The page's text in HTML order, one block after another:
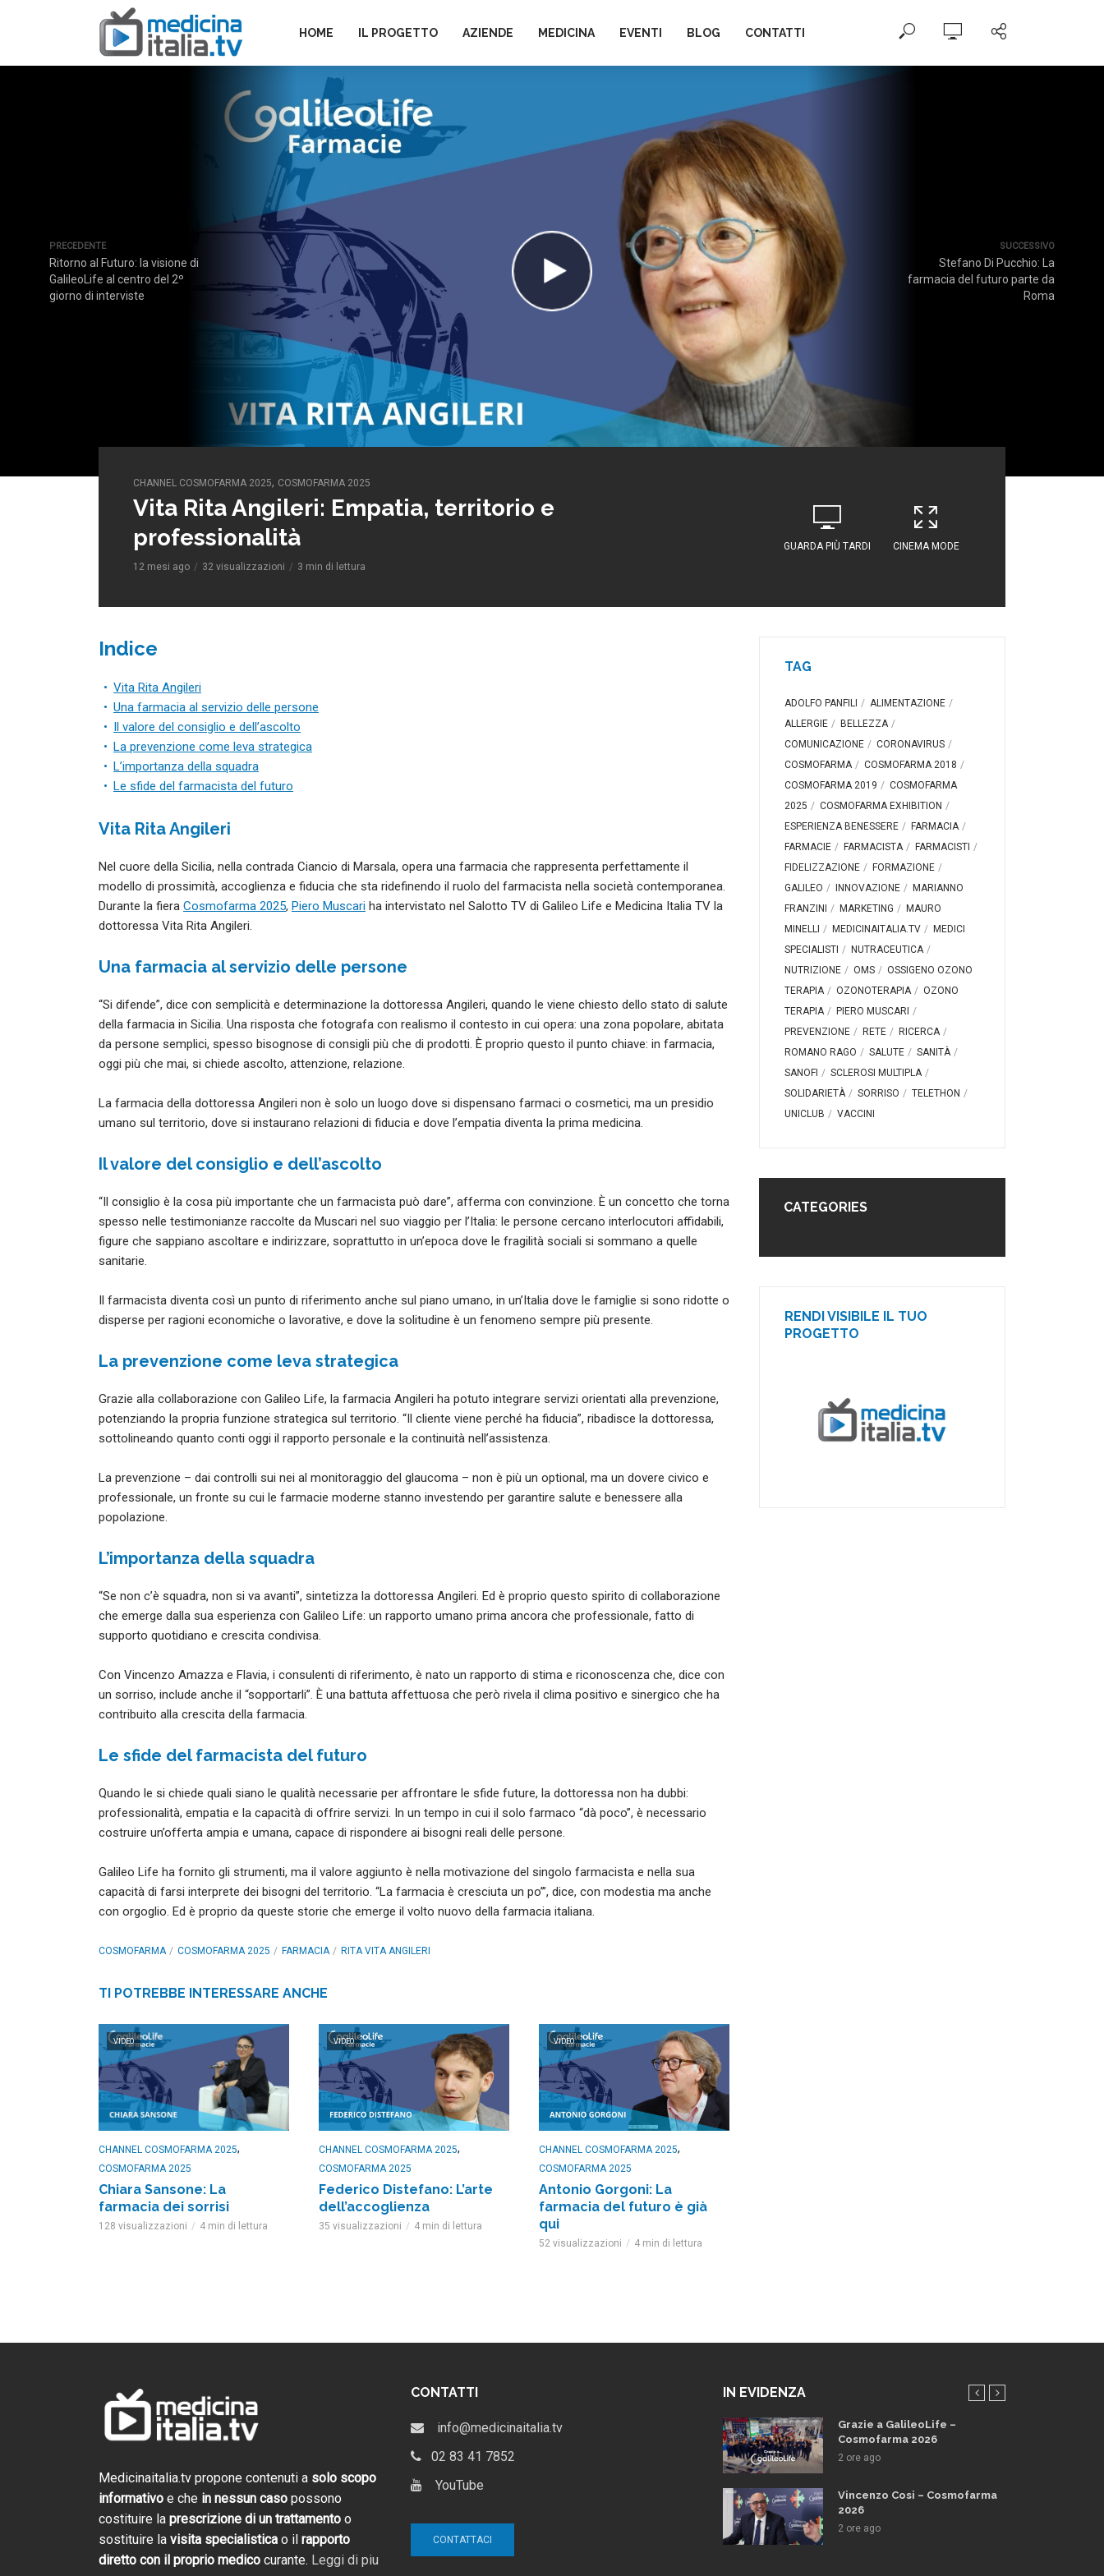
HOME IL PROGETTO AZIENDE MEDICINA EVENTI BLOG CONTATTI
PRECEDENTE
Ritorno al Futuro: la visione di
GalileoLife al centro del 2º
giorno di interviste
SUCCESSIVO
Stefano Di Pucchio: La
farmacia del futuro parte da
Roma
CHANNEL COSMOFARMA 2025, COSMOFARMA 2025
Vita Rita Angileri: Empatia, territorio e
professionalità
12 mesi ago 32 visualizzazioni 3 min di lettura
GUARDA PIÙ TARDI CINEMA MODE
Indice
Vita Rita Angileri
Una farmacia al servizio delle persone
Il valore del consiglio e dell’ascolto
La prevenzione come leva strategica
L’importanza della squadra
Le sfide del farmacista del futuro
Vita Rita Angileri
Nel cuore della Sicilia, nella contrada Ciancio di Marsala, opera una farmacia che rappresenta perfettamente il
modello di prossimità, accoglienza e fiducia che sta ridefinendo il ruolo del farmacista nella società contemporanea.
Durante la fiera Cosmofarma 2025, Piero Muscari ha intervistato nel Salotto TV di Galileo Life e Medicina Italia TV la
dottoressa Vita Rita Angileri.
Una farmacia al servizio delle persone
“Si difende”, dice con semplicità e determinazione la dottoressa Angileri, quando le viene chiesto dello stato di salute
della farmacia in Sicilia. Una risposta che fotografa con realismo il contesto in cui opera: una zona popolare, abitata
da persone semplici, spesso bisognose di consigli più che di prodotti. È proprio questo il punto chiave: in farmacia,
oggi più che mai, si chiede ascolto, attenzione, relazione.
La farmacia della dottoressa Angileri non è solo un luogo dove si dispensano farmaci o cosmetici, ma un presidio
umano sul territorio, dove si instaurano relazioni di fiducia e dove l’empatia diventa la prima medicina.
Il valore del consiglio e dell’ascolto
“Il consiglio è la cosa più importante che un farmacista può dare”, afferma con convinzione. È un concetto che torna
spesso nelle testimonianze raccolte da Muscari nel suo viaggio per l’Italia: le persone cercano interlocutori affidabili,
figure che sappiano ascoltare e indirizzare, soprattutto in un’epoca dove le fragilità sociali si sommano a quelle
sanitarie.
Il farmacista diventa così un punto di riferimento anche sul piano umano, in un’Italia dove le famiglie si sono ridotte o
disperse per ragioni economiche o lavorative, e dove la solitudine è un fenomeno sempre più presente.
La prevenzione come leva strategica
Grazie alla collaborazione con Galileo Life, la farmacia Angileri ha potuto integrare servizi orientati alla prevenzione,
potenziando la propria funzione strategica sul territorio. “Il cliente viene perché ha fiducia”, ribadisce la dottoressa,
sottolineando quanto conti oggi il rapporto personale e la continuità nell’assistenza.
La prevenzione – dai controlli sui nei al monitoraggio del glaucoma – non è più un optional, ma un dovere civico e
professionale, un fronte su cui le farmacie moderne stanno investendo per garantire salute e benessere alla
popolazione.
L’importanza della squadra
“Se non c’è squadra, non si va avanti”, sintetizza la dottoressa Angileri. Ed è proprio questo spirito di collaborazione
che emerge dalla sua esperienza con Galileo Life: un rapporto umano prima ancora che professionale, fatto di
supporto quotidiano e crescita condivisa.
Con Vincenzo Amazza e Flavia, i consulenti di riferimento, è nato un rapporto di stima e riconoscenza che, dice con
un sorriso, include anche il “sopportarli”. È una battuta affettuosa che però rivela il clima positivo e sinergico che ha
contribuito alla crescita della farmacia.
Le sfide del farmacista del futuro
Quando le si chiede quali siano le qualità necessarie per affrontare le sfide future, la dottoressa non ha dubbi:
professionalità, empatia e la capacità di offrire servizi. In un tempo in cui il solo farmaco “dà poco”, è necessario
costruire un’offerta ampia e umana, capace di rispondere ai bisogni reali delle persone.
Galileo Life ha fornito gli strumenti, ma il valore aggiunto è nella motivazione del singolo farmacista e nella sua
capacità di farsi interprete dei bisogni del territorio. “La farmacia è cresciuta un po’”, dice, con modestia ma anche
con orgoglio. Ed è proprio da queste storie che emerge il volto nuovo della farmacia italiana.
COSMOFARMA COSMOFARMA 2025 FARMACIA RITA VITA ANGILERI
TI POTREBBE INTERESSARE ANCHE
VIDEO
CHANNEL COSMOFARMA 2025,
COSMOFARMA 2025
Chiara Sansone: La
farmacia dei sorrisi
128 visualizzazioni 4 min di lettura
VIDEO
CHANNEL COSMOFARMA 2025,
COSMOFARMA 2025
Federico Distefano: L’arte
dell’accoglienza
35 visualizzazioni 4 min di lettura
VIDEO
CHANNEL COSMOFARMA 2025,
COSMOFARMA 2025
Antonio Gorgoni: La
farmacia del futuro è già
qui
52 visualizzazioni 4 min di lettura
TAG
ADOLFO PANFILI
ALIMENTAZIONE
ALLERGIE
BELLEZZA
COMUNICAZIONE
CORONAVIRUS
COSMOFARMA
COSMOFARMA 2018
COSMOFARMA 2019
COSMOFARMA
2025
COSMOFARMA EXHIBITION
ESPERIENZA BENESSERE
FARMACIA
FARMACIE
FARMACISTA
FARMACISTI
FIDELIZZAZIONE
FORMAZIONE
GALILEO
INNOVAZIONE
MARIANNO
FRANZINI
MARKETING
MAURO
MINELLI
MEDICINAITALIA.TV
MEDICI
SPECIALISTI
NUTRACEUTICA
NUTRIZIONE
OMS
OSSIGENO OZONO
TERAPIA
OZONOTERAPIA
OZONO
TERAPIA
PIERO MUSCARI
PREVENZIONE
RETE
RICERCA
ROMANO RAGO
SALUTE
SANITÀ
SANOFI
SCLEROSI MULTIPLA
SOLIDARIETÀ
SORRISO
TELETHON
UNICLUB
VACCINI
CATEGORIES
RENDI VISIBILE IL TUO
PROGETTO
Medicinaitalia.tv propone contenuti a solo scopo
informativo e che in nessun caso possono
costituire la prescrizione di un trattamento o
sostituire la visita specialistica o il rapporto
diretto con il proprio medico curante. Leggi di piu
CONTATTI
info@medicinaitalia.tv
02 83 41 7852
YouTube
CONTATTACI
IN EVIDENZA
Cosmofarma 2026: al via il
2 settimane ago
Cosmofarma 2026: date, tema
e novità. Torna il Salotto TV di
Medicina Italia TV
4 settimane ago
GalileoLife e Farmacia
Grazie a GalileoLife –
Cosmofarma 2026
2 ore ago
Vincenzo Cosi – Cosmofarma
2026
2 ore ago